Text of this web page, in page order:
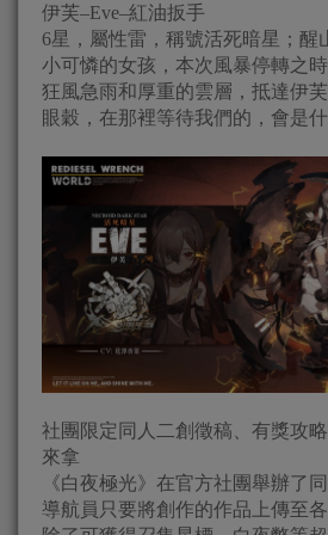
伊芙–Eve–紅油扳手
6星，屬性雷，稱號活死暗星；醒
小可憐的女孩，本次風暴停轉之
狂風急雨和厚重的雲層，抵達伊
眼穀，在那裡等待我們的，會是
社團限定同人二創徵稿、有獎攻
來拿
《白夜極光》在官方社團舉辦了
導航員只要將創作的作品上傳至